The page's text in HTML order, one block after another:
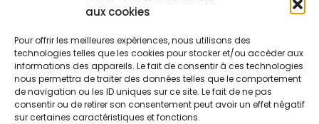
aux cookies
Pour offrir les meilleures expériences, nous utilisons des
technologies telles que les cookies pour stocker et/ou accéder aux
informations des appareils. Le fait de consentir à ces technologies
nous permettra de traiter des données telles que le comportement
de navigation ou les ID uniques sur ce site. Le fait de ne pas
consentir ou de retirer son consentement peut avoir un effet négatif
sur certaines caractéristiques et fonctions.
Rejoignez notre communauté sur les réseaux
Nouvelles collections, vie de l’équipe ou
inspirations : soyez informés de nos dernières
actualités.